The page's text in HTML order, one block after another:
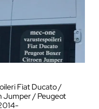
Fiat Ducato /
Jumper / Peugeot